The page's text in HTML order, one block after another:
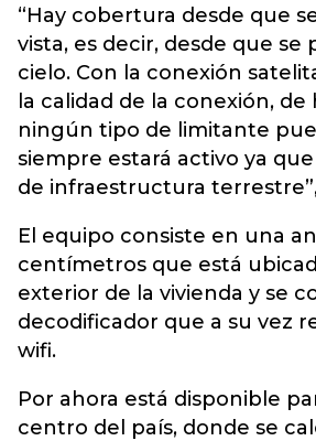
“Hay cobertura desde que
vista, es decir, desde que se
cielo. Con la conexión
la calidad de la conexión,
ningún tipo de limitante
siempre estará activo ya
de infraestructura
El equipo consiste en una
centímetros que está
exterior de la vivienda y se
decodificador que a su vez
wifi.
Por ahora está disponible
centro del país, donde se